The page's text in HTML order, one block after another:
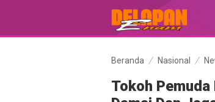
Beranda Nasional
Tokoh